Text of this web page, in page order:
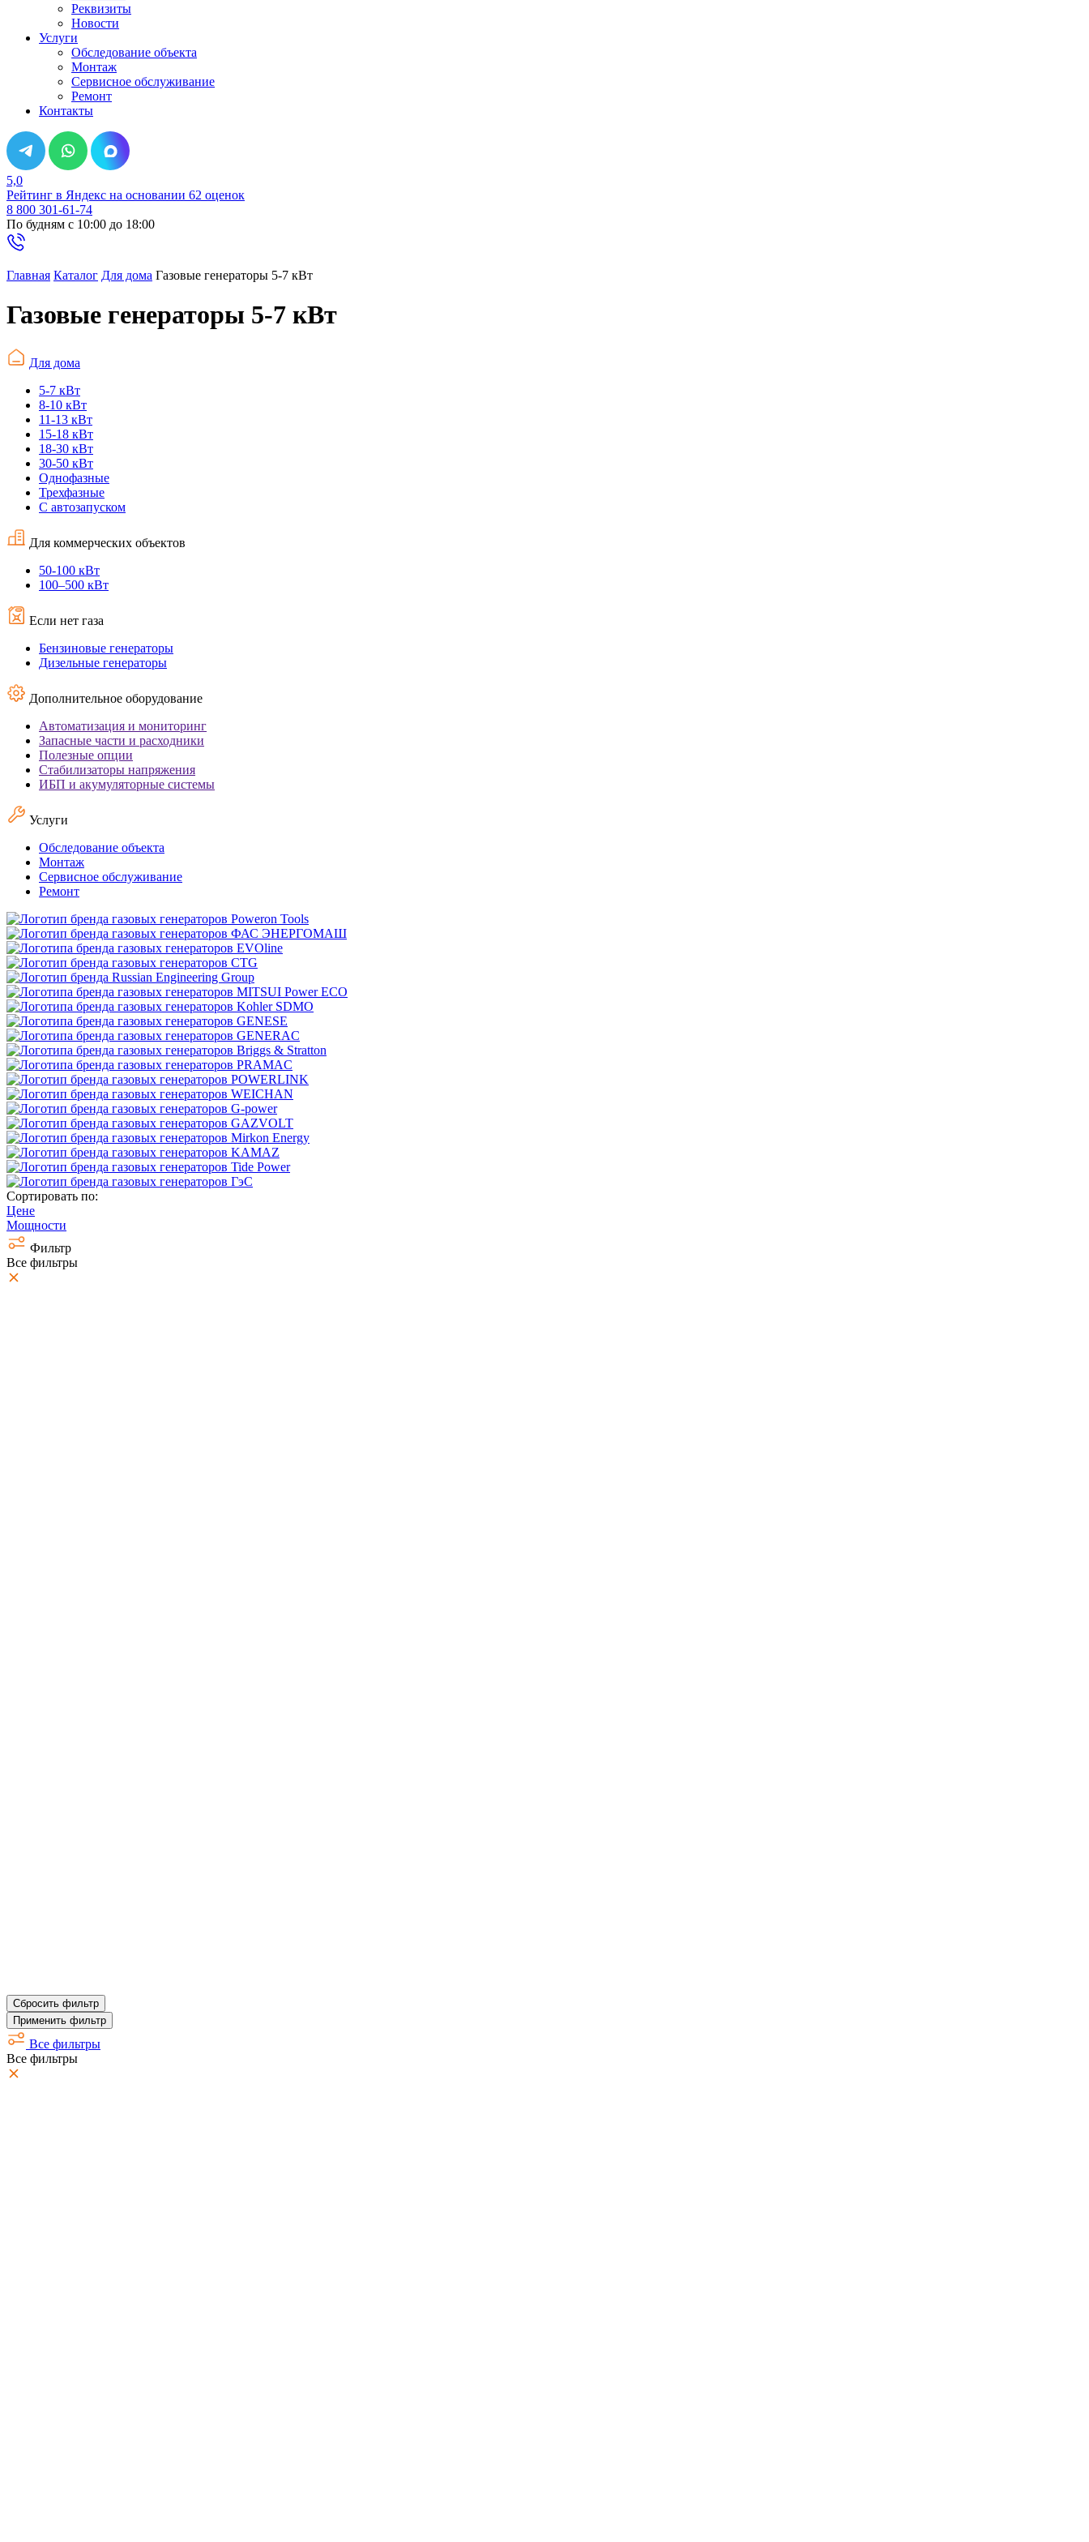
Реквизиты
Новости
Услуги
Обследование объекта
Монтаж
Сервисное обслуживание
Ремонт
Контакты
5,0
Рейтинг в Яндекс на основании 62 оценок
8 800 301-61-74
По будням с 10:00 до 18:00
Главная Каталог Для дома Газовые генераторы 5-7 кВт
Газовые генераторы 5-7 кВт
Для дома
5-7 кВт
8-10 кВт
11-13 кВт
15-18 кВт
18-30 кВт
30-50 кВт
Однофазные
Трехфазные
С автозапуском
Для коммерческих объектов
50-100 кВт
100–500 кВт
Если нет газа
Бензиновые генераторы
Дизельные генераторы
Дополнительное оборудование
Автоматизация и мониторинг
Запасные части и расходники
Полезные опции
Стабилизаторы напряжения
ИБП и акумуляторные системы
Услуги
Обследование объекта
Монтаж
Сервисное обслуживание
Ремонт
Сортировать по:
Цене
Мощности
Фильтр
Все фильтры
Сбросить фильтр
Применить фильтр
Все фильтры
Все фильтры